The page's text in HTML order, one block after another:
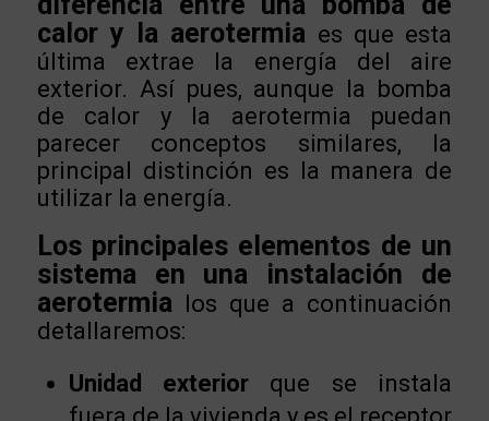
calor y la aerotermia es que esta
última extrae la energía del aire
exterior. Así pues, aunque la bomba
de calor y la aerotermia puedan
parecer conceptos similares, la
principal distinción es la manera de
utilizar la energía.
Los principales elementos de un
sistema en una instalación de
aerotermia los que a continuación
detallaremos:
Unidad exterior que se instala